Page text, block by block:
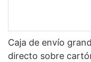
Caja de envío
directo sobre